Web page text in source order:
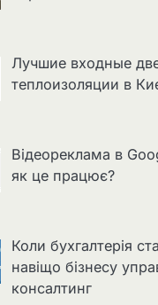
Лучшие входные
теплоизоляции в
Відеореклама в
як це працює?
Коли бухгалтерія
навіщо бізнесу
консалтинг